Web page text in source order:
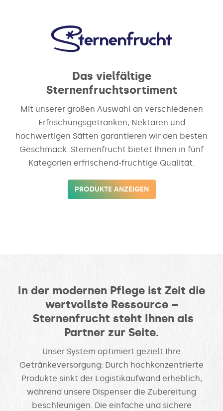
Das vielfältige
Sternenfruchtsortiment
Mit unserer großen Auswahl an verschiedenen
Erfrischungsgetränken, Nektaren und
hochwertigen Säften garantieren wir den besten
Geschmack. Sternenfrucht bietet Ihnen in fünf
Kategorien erfrischend-fruchtige Qualität.
PRODUKTE ANZEIGEN
In der modernen Pflege ist Zeit die
wertvollste Ressource –
Sternenfrucht steht Ihnen als
Partner zur Seite.
Unser System optimiert gezielt Ihre
Getränkeversorgung: Durch hochkonzentrierte
Produkte sinkt der Logistikaufwand erheblich,
während unsere Dispenser die Zubereitung
beschleunigen. Die einfache und sichere